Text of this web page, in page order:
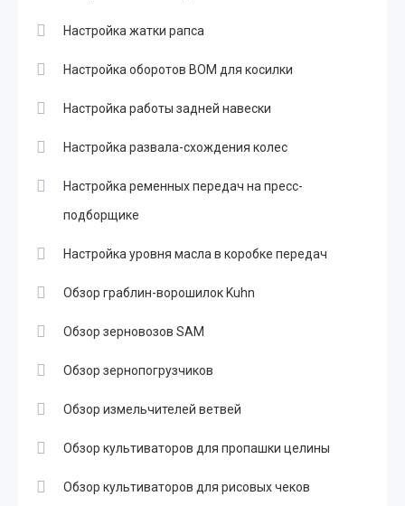
Настройка жатки рапса
Настройка оборотов ВОМ для косилки
Настройка работы задней навески
Настройка развала-схождения колес
Настройка ременных передач на пресс-
подборщике
Настройка уровня масла в коробке передач
Обзор граблин-ворошилок Kuhn
Обзор зерновозов SAM
Обзор зернопогрузчиков
Обзор измельчителей ветвей
Обзор культиваторов для пропашки целины
Обзор культиваторов для рисовых чеков